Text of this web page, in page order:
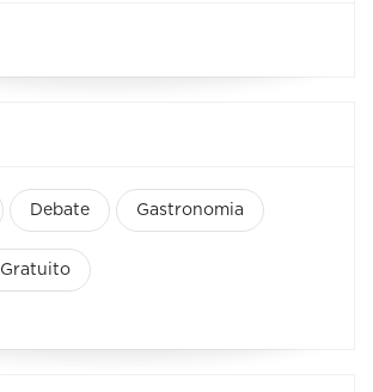
Debate Gastronomia
Gratuito